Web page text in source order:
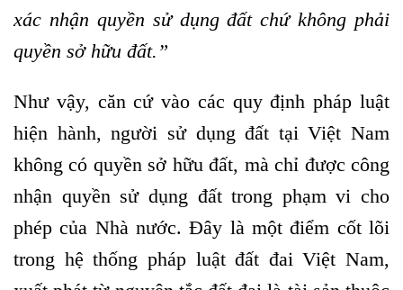
xác nhận quyền sử dụng đất chứ không phải
quyền sở hữu đất.”
Như vậy, căn cứ vào các quy định pháp luật
hiện hành, người sử dụng đất tại Việt Nam
không có quyền sở hữu đất, mà chỉ được công
nhận quyền sử dụng đất trong phạm vi cho
phép của Nhà nước. Đây là một điểm cốt lõi
trong hệ thống pháp luật đất đai Việt Nam,